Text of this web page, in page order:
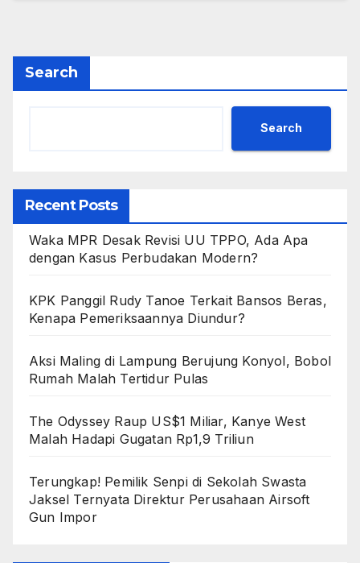
Search
Search
Recent Posts
Waka MPR Desak Revisi UU TPPO, Ada Apa
dengan Kasus Perbudakan Modern?
KPK Panggil Rudy Tanoe Terkait Bansos Beras,
Kenapa Pemeriksaannya Diundur?
Aksi Maling di Lampung Berujung Konyol, Bobol
Rumah Malah Tertidur Pulas
The Odyssey Raup US$1 Miliar, Kanye West
Malah Hadapi Gugatan Rp1,9 Triliun
Terungkap! Pemilik Senpi di Sekolah Swasta
Jaksel Ternyata Direktur Perusahaan Airsoft
Gun Impor